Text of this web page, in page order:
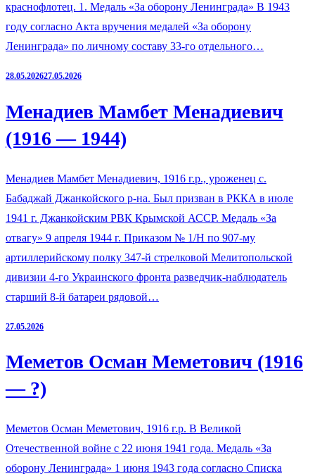
краснофлотец. 1. Медаль «За оборону Ленинграда» В 1943
году согласно Акта вручения медалей «За оборону
Ленинграда» по личному составу 33-го отдельного…
28.05.202627.05.2026
Менадиев Мамбет Менадиевич
(1916 — 1944)
Менадиев Мамбет Менадиевич, 1916 г.р., уроженец с.
Бабаджай Джанкойского р-на. Был призван в РККА в июле
1941 г. Джанкойским РВК Крымской АССР. Медаль «За
отвагу» 9 апреля 1944 г. Приказом № 1/Н по 907-му
артиллерийскому полку 347-й стрелковой Мелитопольской
дивизии 4-го Украинского фронта разведчик-наблюдатель
старший 8-й батареи рядовой…
27.05.2026
Меметов Осман Меметович (1916
— ?)
Меметов Осман Меметович, 1916 г.р. В Великой
Отечественной войне с 22 июня 1941 года. Медаль «За
оборону Ленинграда» 1 июня 1943 года согласно Списка